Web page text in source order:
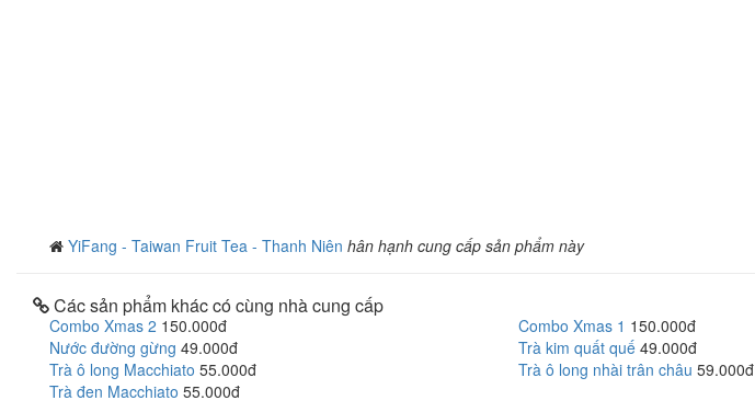
YiFang - Taiwan Fruit Tea - Thanh Niên hân hạnh cung cấp sản phẩm này
Các sản phẩm khác có cùng nhà cung cấp
Combo Xmas 2 150.000đ Combo Xmas 1 150.000đ
Nước đường gừng 49.000đ Trà kim quất quế 49.000đ
Trà ô long Macchiato 55.000đ Trà ô long nhài trân châu 59.000đ
Trà đen Macchiato 55.000đ